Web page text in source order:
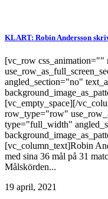
KLART: Robin Andersson
[vc_row
angled_section="no"
[vc_empty_space][/
row_type="row"
type="full_width"
[vc_column_text]Robin
med sina 36 mål på 31
Målskörden...
19 april, 2021